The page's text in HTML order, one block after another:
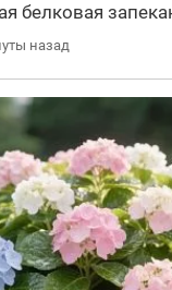
белковая
назад